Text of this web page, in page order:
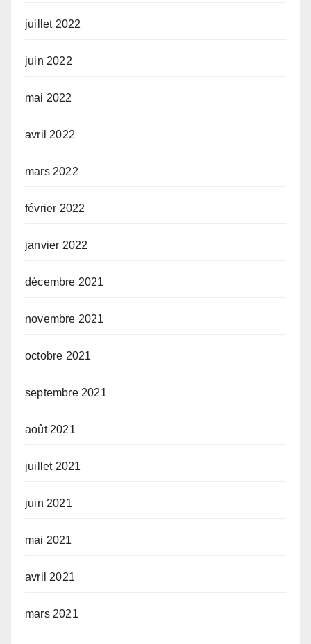
juillet 2022
juin 2022
mai 2022
avril 2022
mars 2022
février 2022
janvier 2022
décembre 2021
novembre 2021
octobre 2021
septembre 2021
août 2021
juillet 2021
juin 2021
mai 2021
avril 2021
mars 2021